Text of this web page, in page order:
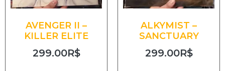
AVENGER II –
KILLER ELITE
299.00R$
ALKYMIST –
SANCTUARY
299.00R$